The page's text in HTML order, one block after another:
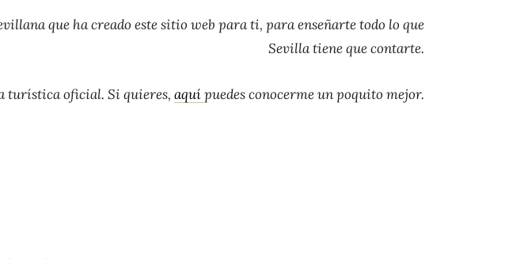
que ha creado este sitio web para ti, para enseñarte todo lo que
Sevilla tiene que contarte.
turística oficial. Si quieres, aquí puedes conocerme un poquito mejor.